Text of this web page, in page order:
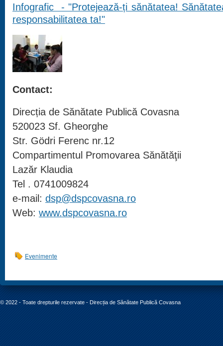
Infografic - "Protejează-ți sănătatea!
responsabilitatea ta!"
Contact:
Direcția de Sănătate Publică Covasna
520023 Sf. Gheorghe
Str. Gödri Ferenc nr.12
Compartimentul Promovarea Sănătăţii
Lazăr Klaudia
Tel . 0741009824
e-mail: dsp@dspcovasna.ro
Web: www.dspcovasna.ro
Evenimente
© 2022 - Toate drepturile rezervate - Direcția de Sănătate Publică Covasna